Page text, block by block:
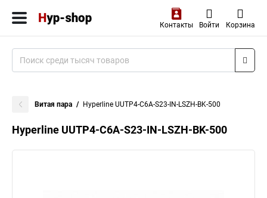
Контакты Войти Корзина
Витая пара Hyperline UUTP4-C6A-S23-IN-LSZH-BK-500
Hyperline UUTP4-C6A-S23-IN-LSZH-BK-500